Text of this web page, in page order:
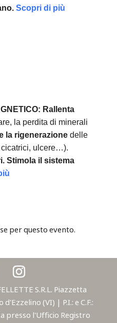
Scopri di più
Rallenta
la perdita di minerali
la rigenerazionedelle
cicatrici, ulcere…).
Stimola il sistema
per questo evento.
S.R.L. Piazzetta
(VI) | P.I.: e C.F.:
l'Ufficio Registro